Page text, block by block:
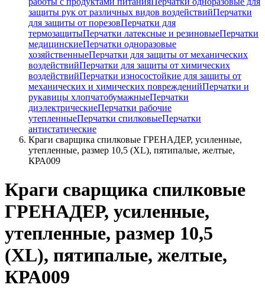
защиты рук от различных видов воздействийПерчатки
для защиты от порезовПерчатки для
термозащитыПерчатки латексные и резиновыеПерчатки
медицинскиеПерчатки одноразовые
хозяйственныеПерчатки для защиты от механических
воздействийПерчатки для защиты от химических
воздействийПерчатки износостойкие для защиты от
механических и химических поврежденийПерчатки и
рукавицы хлопчатобумажныеПерчатки
диэлектрическиеПерчатки рабочие
утепленныеПерчатки спилковыеПерчатки
антистатические
Краги сварщика спилковые ГРЕНАДЕР, усиленные,
утепленные, размер 10,5 (XL), пятипалые, желтые,
КРА009
Краги сварщика спилковые
ГРЕНАДЕР, усиленные,
утепленные, размер 10,5
(XL), пятипалые, желтые,
КРА009